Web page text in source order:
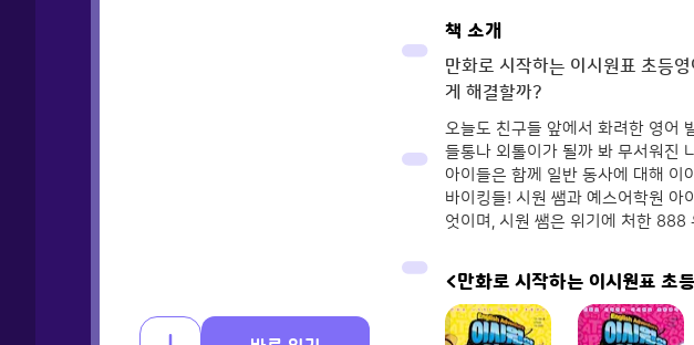
책 소개
만화로 시작하는 이시원표 초등
게 해결할까?
오늘도 친구들 앞에서 화려한 영어
들통나 외톨이가 될까 봐 무서워진
아이들은 함께 일반 동사에 대해
바이킹들! 시원 쌤과 예스어학원
엇이며, 시원 쌤은 위기에 처한 888
<만화로 시작하는 이시원표 초